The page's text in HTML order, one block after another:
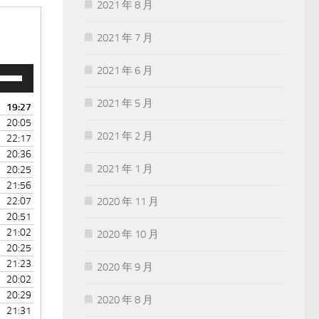
19:27
20:05
22:17
20:36
20:25
21:56
22:07
20:51
21:02
20:25
21:23
20:02
20:29
21:31
2021 年 8 月
2021 年 7 月
2021 年 6 月
2021 年 5 月
2021 年 2 月
2021 年 1 月
2020 年 11 月
2020 年 10 月
2020 年 9 月
2020 年 8 月